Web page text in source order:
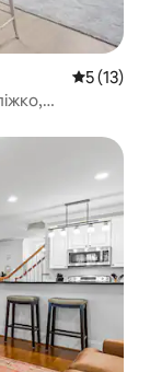
Середня
5 (13)